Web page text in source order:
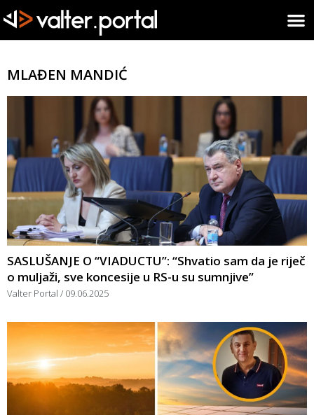
MLAĐEN MANDIĆ
SASLUŠANJE O “VIADUCTU”: “Shvatio sam da je riječ
o muljaži, sve koncesije u RS-u su sumnjive”
Valter Portal 09.06.2025